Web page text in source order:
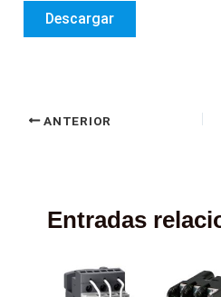
Descargar
ANTERIOR
Entradas